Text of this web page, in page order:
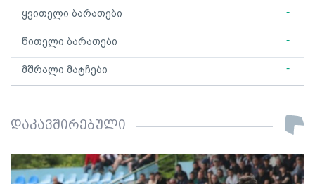
ყვითელი ბარათები -
წითელი ბარათები -
მშრალი მატჩები -
დაკავშირებული